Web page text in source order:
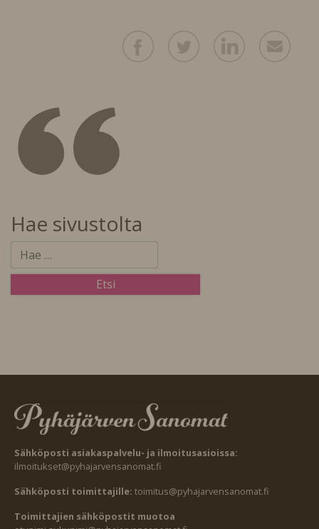
Hae sivustolta
Sähköposti asiakaspalvelu- ja ilmoitusasioissa:
ilmoitukset@pyhajarvensanomat.fi
Sähköposti toimittajille: toimitus@pyhajarvensanomat.fi
Toimittajien sähköpostit muotoa